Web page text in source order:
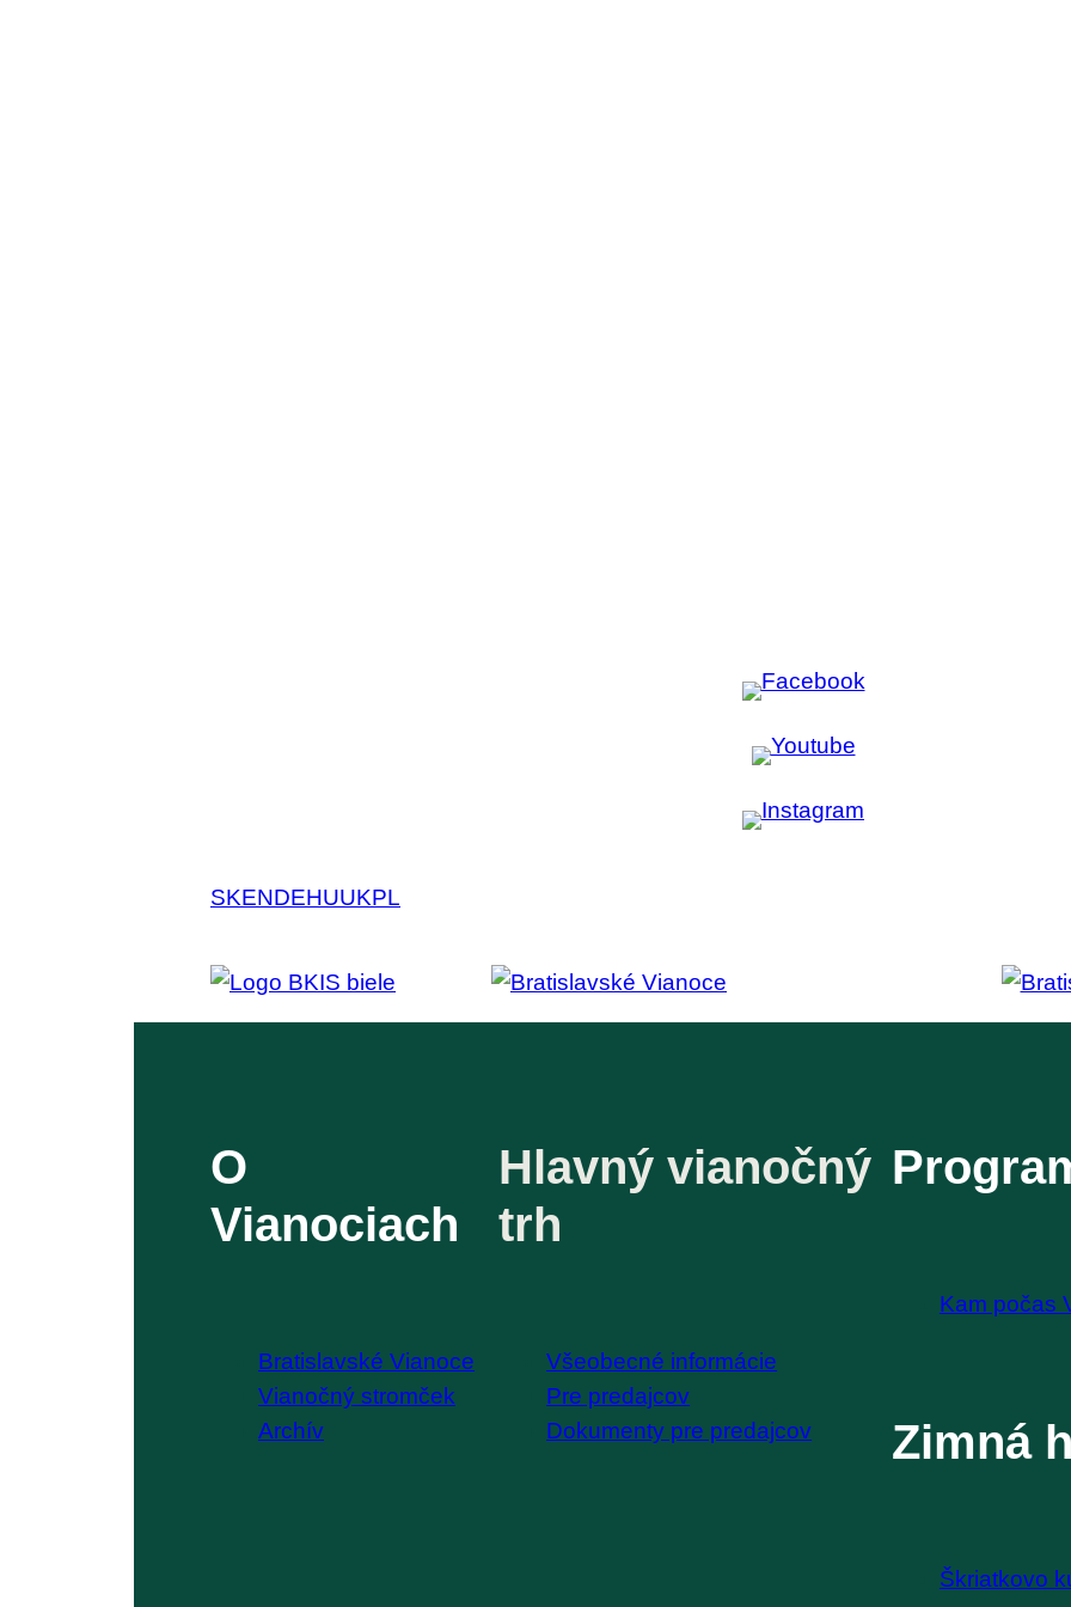
SKENDEHUUKPL
O
Vianociach
Bratislavské Vianoce
Vianočný stromček
Archív
Hlavný vianočný
trh
Všeobecné informácie
Pre predajcov
Dokumenty pre predajcov
Kam počas
Zimná
Škriatkovo